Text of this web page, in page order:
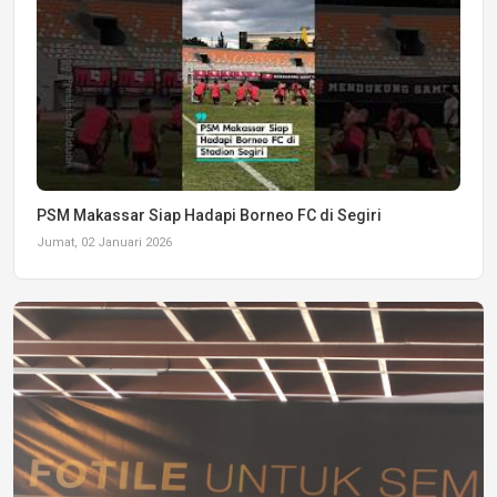
PSM Makassar Siap Hadapi Borneo FC di Segiri
Jumat, 02 Januari 2026